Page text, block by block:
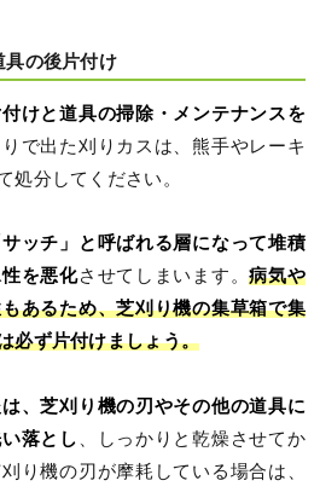
具の後片付け
けと道具の掃除・メンテナンスを
で出た刈りカスは、熊手やレーキ
処分してください。
サッチ」と呼ばれる層になって堆積
を悪化させてしまいます。病気や
あるため、芝刈り機の集草箱で集
必ず片付けましょう。
、芝刈り機の刃やその他の道具に
落とし
、しっかりと乾燥させてか
り機の刃が摩耗している場合は、